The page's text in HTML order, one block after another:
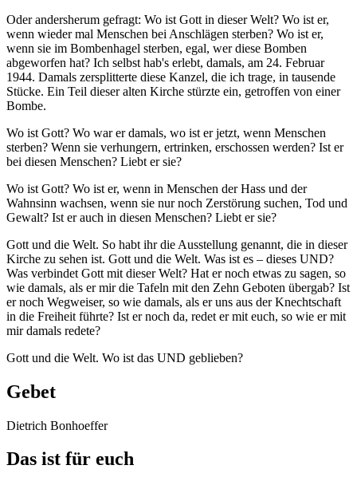
Oder andersherum gefragt: Wo ist Gott in dieser Welt? Wo ist er,
wenn wieder mal Menschen bei Anschlägen sterben? Wo ist er,
wenn sie im Bombenhagel sterben, egal, wer diese Bomben
abgeworfen hat? Ich selbst hab's erlebt, damals, am 24. Februar
1944. Damals zersplitterte diese Kanzel, die ich trage, in tausende
Stücke. Ein Teil dieser alten Kirche stürzte ein, getroffen von einer
Bombe.
Wo ist Gott? Wo war er damals, wo ist er jetzt, wenn Menschen
sterben? Wenn sie verhungern, ertrinken, erschossen werden? Ist er
bei diesen Menschen? Liebt er sie?
Wo ist Gott? Wo ist er, wenn in Menschen der Hass und der
Wahnsinn wachsen, wenn sie nur noch Zerstörung suchen, Tod und
Gewalt? Ist er auch in diesen Menschen? Liebt er sie?
Gott und die Welt. So habt ihr die Ausstellung genannt, die in dieser
Kirche zu sehen ist. Gott und die Welt. Was ist es – dieses UND?
Was verbindet Gott mit dieser Welt? Hat er noch etwas zu sagen, so
wie damals, als er mir die Tafeln mit den Zehn Geboten übergab? Ist
er noch Wegweiser, so wie damals, als er uns aus der Knechtschaft
in die Freiheit führte? Ist er noch da, redet er mit euch, so wie er mit
mir damals redete?
Gott und die Welt. Wo ist das UND geblieben?
Gebet
Dietrich Bonhoeffer
Das ist für euch